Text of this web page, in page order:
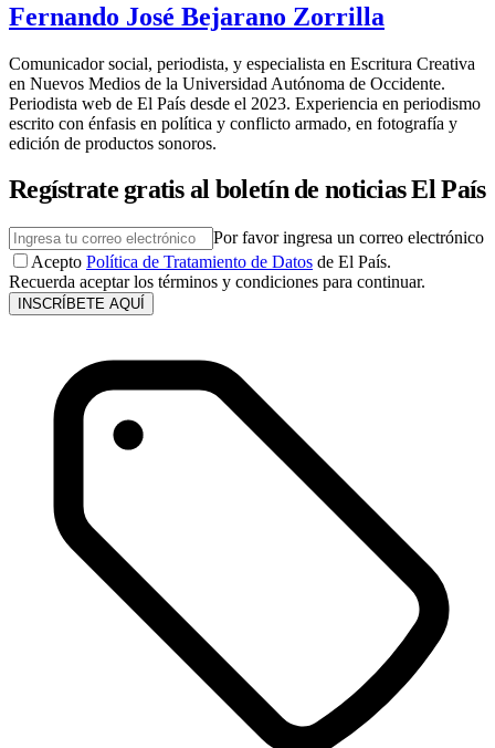
Fernando José Bejarano Zorrilla
Comunicador social, periodista, y especialista en Escritura Creativa
en Nuevos Medios de la Universidad Autónoma de Occidente.
Periodista web de El País desde el 2023. Experiencia en periodismo
escrito con énfasis en política y conflicto armado, en fotografía y
edición de productos sonoros.
Regístrate gratis al boletín de noticias El País
Por favor ingresa un correo electrónico
Acepto Política de Tratamiento de Datos de El País.
Recuerda aceptar los términos y condiciones para continuar.
INSCRÍBETE AQUÍ